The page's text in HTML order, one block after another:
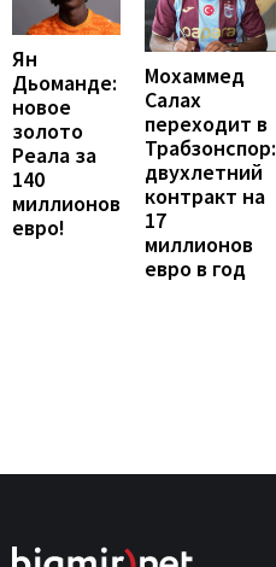
Ян
Дьоманде:
новое
золото
Реала за
140
миллионов
евро!
Мохаммед
Салах
переходит в
Трабзонспор:
двухлетний
контракт на
17
миллионов
евро в год